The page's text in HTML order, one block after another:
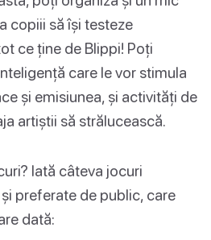
copiii să își testeze
ce ține de Blippi! Poți
care le vor stimula
și emisiunea, și activități de
artiștii să strălucească.
Iată câteva jocuri
preferate de public, care
dată: